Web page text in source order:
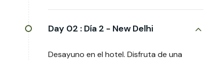
Day 02 : Día 2 - New Delhi
Desayuno en el hotel. Disfruta de una